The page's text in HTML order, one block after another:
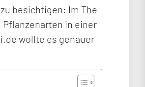
besichtigen: Im The
Pflanzenarten in einer
wollte es genauer